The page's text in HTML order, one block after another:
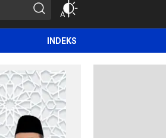
INDEKS